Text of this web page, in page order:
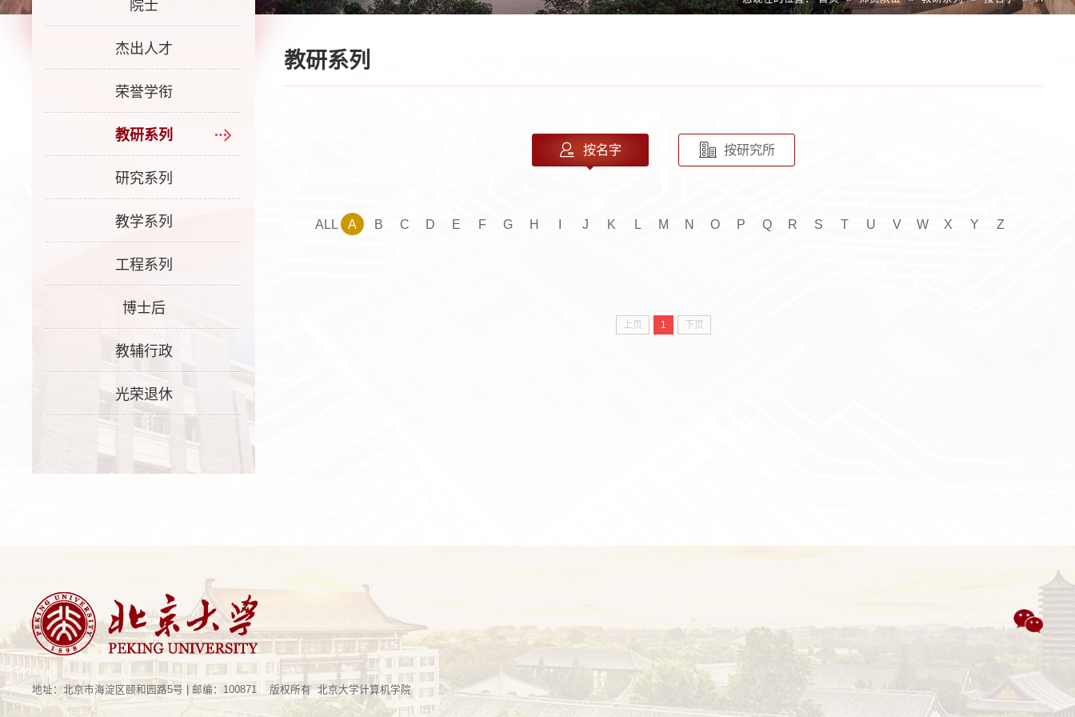
院士
杰出人才
荣誉学衔
教研系列
研究系列
教学系列
工程系列
博士后
教辅行政
光荣退休
教研系列
按名字 按研究所
ALL A B C D E F G H J K L M N O P Q R S T U V W X Y Z
上页 1 下页
地址：北京市海淀区颐和园路5号 | 邮编：100871 版权所有 北京大学计算机学院